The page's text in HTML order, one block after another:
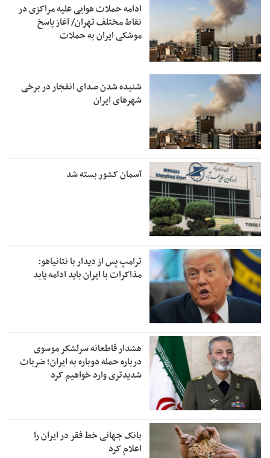
ادامه حملات هوایی علیه مراکزی در
نقاط مختلف تهران/ آغاز پاسخ
موشکی ایران به حملات
شنیده شدن صدای انفجار در برخی
شهرهای ایران
آسمان کشور بسته شد
ترامپ پس از دیدار با نتانیاهو:
مذاکرات با ایران باید ادامه یابد
هشدار قاطعانه سرلشکر موسوی
درباره حمله دوباره به ایران؛ ضربات
شدیدتری وارد خواهیم کرد
بانک جهانی خط فقر در ایران را
اعلام کرد